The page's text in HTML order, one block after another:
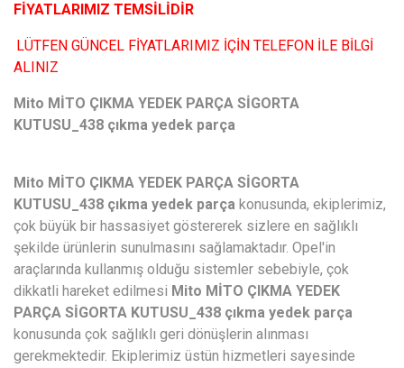
FİYATLARIMIZ TEMSİLİDİR
LÜTFEN GÜNCEL FİYATLARIMIZ İÇİN TELEFON İLE BİLGİ
ALINIZ
Mito MİTO ÇIKMA YEDEK PARÇA SİGORTA
KUTUSU_438 çıkma yedek parça
Mito MİTO ÇIKMA YEDEK PARÇA SİGORTA
KUTUSU_438 çıkma yedek parça konusunda, ekiplerimiz,
çok büyük bir hassasiyet göstererek sizlere en sağlıklı
şekilde ürünlerin sunulmasını sağlamaktadır. Opel'in
araçlarında kullanmış olduğu sistemler sebebiyle, çok
dikkatli hareket edilmesi Mito MİTO ÇIKMA YEDEK
PARÇA SİGORTA KUTUSU_438 çıkma yedek parça
konusunda çok sağlıklı geri dönüşlerin alınması
gerekmektedir. Ekiplerimiz üstün hizmetleri sayesinde